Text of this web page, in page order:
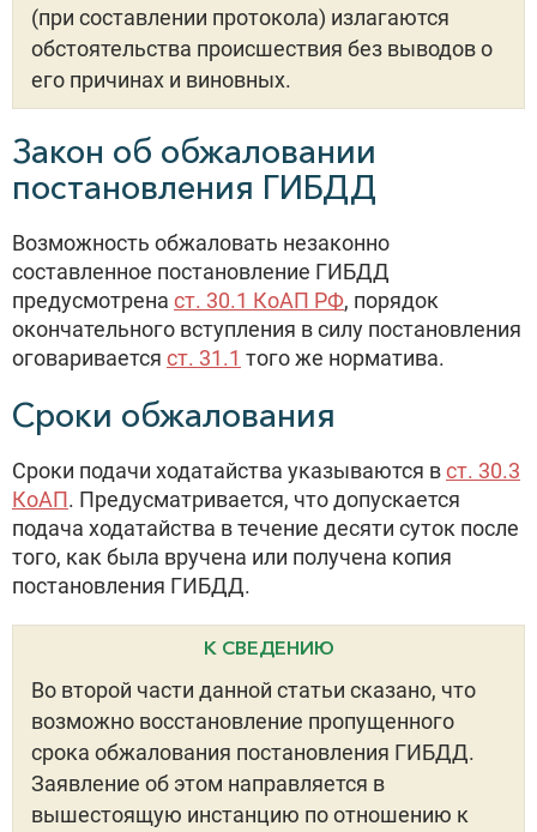
(при составлении протокола) излагаются
обстоятельства происшествия без выводов о
его причинах и виновных.
Закон об обжаловании
постановления ГИБДД
Возможность обжаловать незаконно
составленное постановление ГИБДД
предусмотрена ст. 30.1 КоАП РФ, порядок
окончательного вступления в силу постановления
оговаривается ст. 31.1 того же норматива.
Сроки обжалования
Сроки подачи ходатайства указываются вст. 30.3
КоАП. Предусматривается, что допускается
подача ходатайства в течение десяти суток после
того, как была вручена или получена копия
постановления ГИБДД.
К СВЕДЕНИЮ
Во второй части данной статьи сказано, что
возможно восстановление пропущенного
срока обжалования постановления ГИБДД.
Заявление об этом направляется в
вышестоящую инстанцию по отношению к